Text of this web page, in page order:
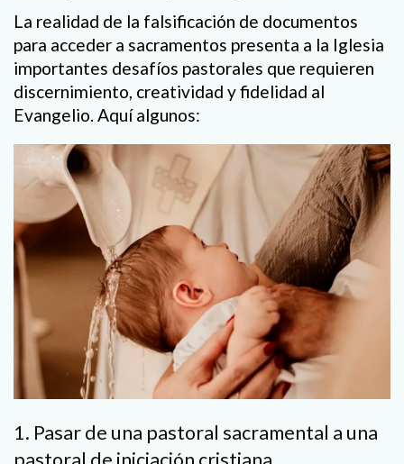
La realidad de la falsificación de documentos
para acceder a sacramentos presenta a la Iglesia
importantes desafíos pastorales que requieren
discernimiento, creatividad y fidelidad al
Evangelio. Aquí algunos:
1. Pasar de una pastoral sacramental a una